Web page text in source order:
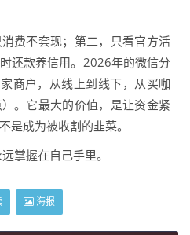
费不套现；第二，只看官方活
还款养信用。2026年的微信分
商户，从线上到线下，从买咖
。它最大的价值，是让资金紧
是成为被收割的韭菜。
掌握在自己手里。
海报